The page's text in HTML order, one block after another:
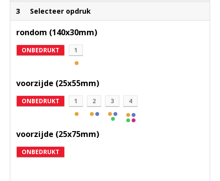
3 Selecteer opdruk
rondom (140x30mm)
ONBEDRUKT 1
voorzijde (25x55mm)
ONBEDRUKT 1 2 3 4
voorzijde (25x75mm)
ONBEDRUKT